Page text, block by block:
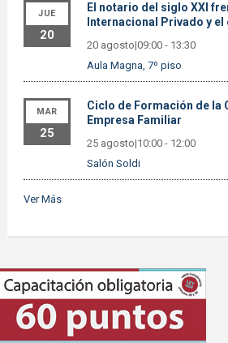
JUE
20
El notario del siglo XXI
Internacional Privado y
20 agosto|09:00- 13:30
Aula Magna, 7º piso
MAR
25
Ciclo de Formación de la
Empresa Familiar
25 agosto|10:00- 12:00
Salón Soldi
Ver Más